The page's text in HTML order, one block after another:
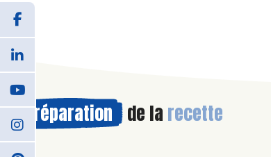
Préparation de la recette